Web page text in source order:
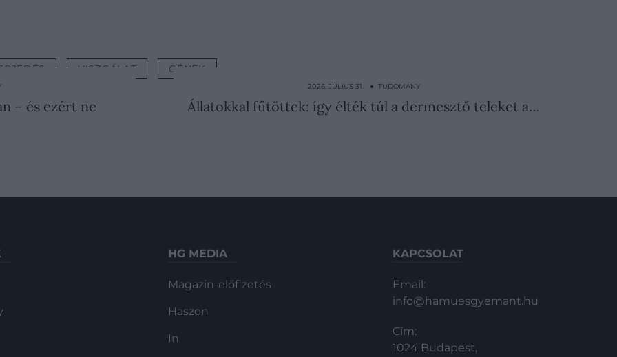
VISZGÁLAT GÉNEK
– és ezért ne
2026. JÚLIUS 31. ● TUDOMÁNY
Állatokkal fűtöttek: így élték túl a dermesztő teleket a…
HG MEDIA
Magazin-előfizetés
Haszon
In
KAPCSOLAT
Email:
info@hamuesgyemant.hu
Cím:
1024 Budapest,